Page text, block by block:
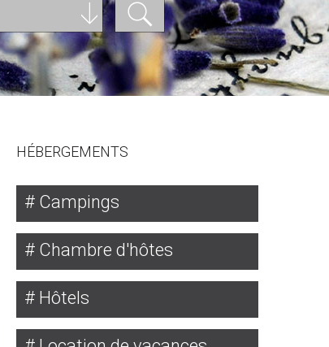
HÉBERGEMENTS
Campings
Chambre d'hôtes
Hôtels